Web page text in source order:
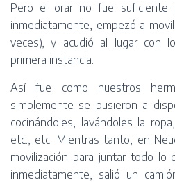
Pero el orar no fue suficiente
inmediatamente, empezó a
veces), y acudió al lugar con
primera instancia.
Así fue como nuestros
simplemente se pusieron a
cocinándoles, lavándoles la
etc., etc. Mientras tanto, en
movilización para juntar todo lo
inmediatamente, salió un